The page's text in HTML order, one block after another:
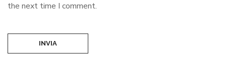
the next time I comment.
INVIA